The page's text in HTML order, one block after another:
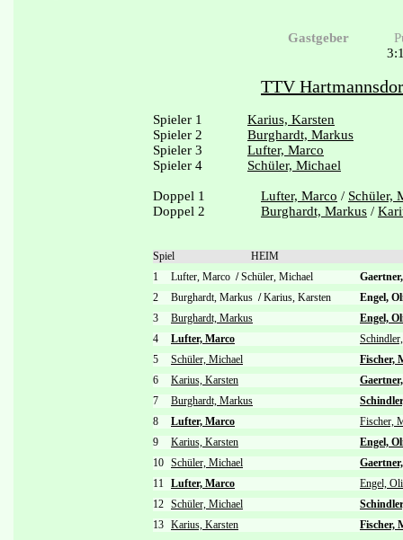
Gastgeber
TTV
Spieler 1
Karius, Karsten
Spieler 2
Burghardt, Markus
Spieler 3
Lufter, Marco
Spieler 4
Schüler, Michael
Doppel 1 Lufter, Marco / Schüler,
Doppel 2
Burghardt, Markus /
Spiel
HEIM
1
Lufter, Marco /Schüler, Michael
2
Burghardt, Markus /Karius, Karsten
Engel,
3
Burghardt, Markus
Engel,
4
Lufter, Marco
5
Schüler, Michael
Fischer,
6
Karius, Karsten
7
Burghardt, Markus
8
Lufter, Marco
Fischer,
9
Karius, Karsten
Engel,
10 Schüler, Michael
11 Lufter, Marco
Engel,
12 Schüler, Michael
13 Karius, Karsten Fischer,